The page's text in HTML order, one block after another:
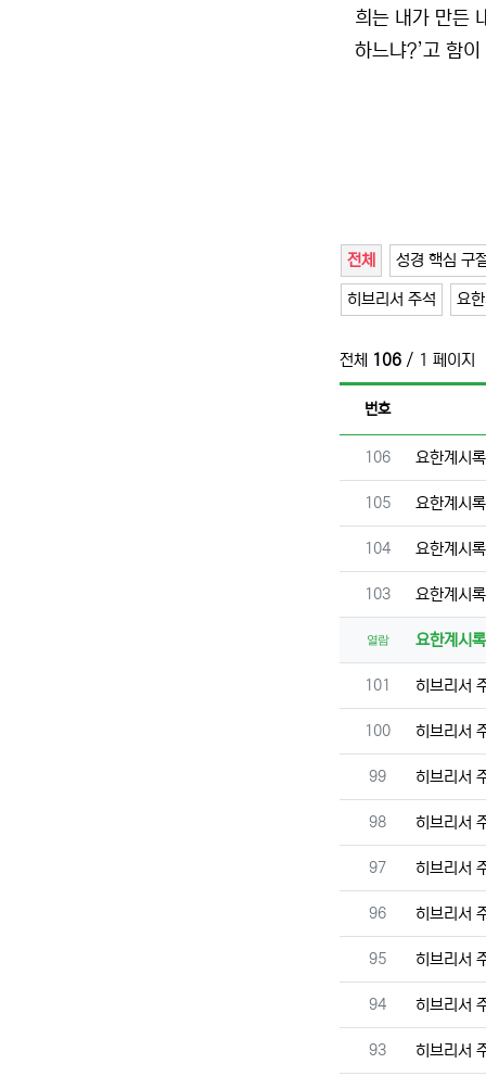
희는 내가 만든
하느냐?’고 함
전체 성경 핵심 구
히브리서 주석 요
전체 106 / 1 페이지
번호
번호
106 요한계시
번호
105 요한계시
번호
104 요한계시
번호
103 요한계시
열람 요한계시
번호
101 히브리서
번호
100 히브리서
번호
99 히브리서
번호
98 히브리서
번호
97 히브리서
번호
96 히브리서
번호
95 히브리서
번호
94 히브리서
번호
93 히브리서